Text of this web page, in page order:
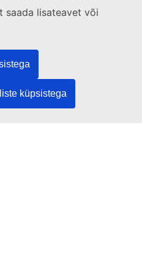
saada lisateavet või
küpsistega